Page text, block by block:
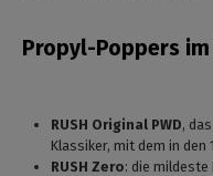
Propyl-Poppers
RUSH Original PWD,
Klassiker, mit dem in den
RUSH Zero: die mildeste